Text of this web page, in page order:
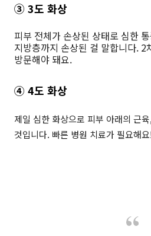
③ 3도 화상
피부 전체가 손상된 상태로 심한
지방층까지 손상된 걸 말합니다. 2
방문해야 돼요.
④ 4도 화상
제일 심한 화상으로 피부 아래의 근
것입니다. 빠른 병원 치료가 필요해